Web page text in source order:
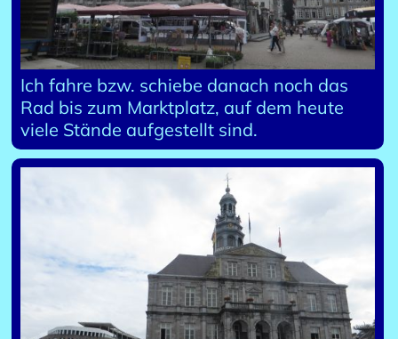
Ich fahre bzw. schiebe danach noch das
Rad bis zum Marktplatz, auf dem heute
viele Stände aufgestellt sind.